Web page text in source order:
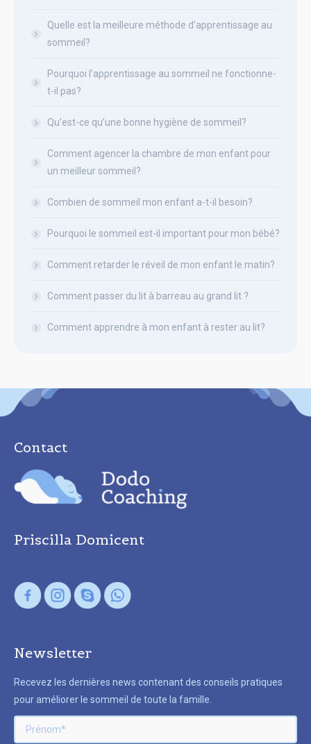
Quelle est la meilleure méthode d’apprentissage au
sommeil?
Pourquoi l’apprentissage au sommeil ne fonctionne-
t-il pas?
Qu’est-ce qu’une bonne hygiène de sommeil?
Comment agencer la chambre de mon enfant pour
un meilleur sommeil?
Combien de sommeil mon enfant a-t-il besoin?
Pourquoi le sommeil est-il important pour mon bébé?
Comment retarder le réveil de mon enfant le matin?
Comment passer du lit à barreau au grand lit ?
Comment apprendre à mon enfant à rester au lit?
Contact
Priscilla Domicent
Newsletter
Recevez les dernières news contenant des conseils pratiques
pour améliorer le sommeil de toute la famille.